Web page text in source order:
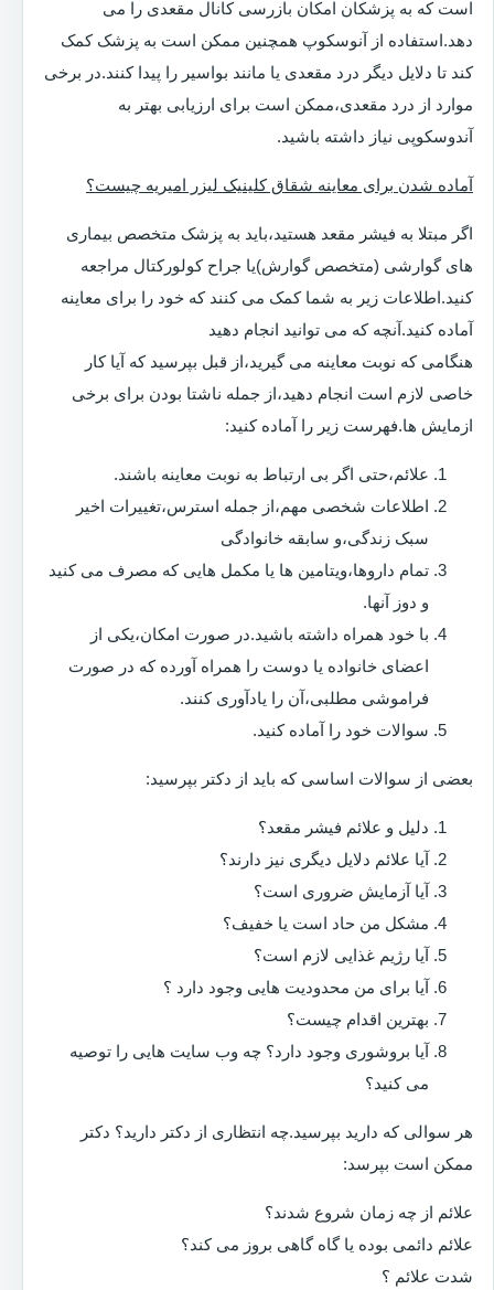
است که به پزشکان امکان بازرسی کانال مقعدی را می
دهد.استفاده از آنوسکوپ همچنین ممکن است به پزشک کمک
کند تا دلایل دیگر درد مقعدی یا مانند بواسیر را پیدا کنند.در برخی
موارد از درد مقعدی،ممکن است برای ارزیابی بهتر به
آندوسکوپی نیاز داشته باشید.
آماده شدن برای معاینه شقاق کلینیک لیزر امیریه چیست؟
اگر مبتلا به فیشر مقعد هستید،باید به پزشک متخصص بیماری
های گوارشی (متخصص گوارش)یا جراح کولورکتال مراجعه
کنید.اطلاعات زیر به شما کمک می کنند که خود را برای معاینه
آماده کنید.آنچه که می توانید انجام دهید
هنگامی که نوبت معاینه می گیرید،از قبل بپرسید که آیا کار
خاصی لازم است انجام دهید،از جمله ناشتا بودن برای برخی
ازمایش ها.فهرست زیر را آماده کنید:
علائم،حتی اگر بی ارتباط به نوبت معاینه باشند.
اطلاعات شخصی مهم،از جمله استرس،تغییرات اخیر
سبک زندگی،و سابقه خانوادگی
تمام داروها،ویتامین ها یا مکمل هایی که مصرف می کنید
و دوز آنها.
با خود همراه داشته باشید.در صورت امکان،یکی از
اعضای خانواده یا دوست را همراه آورده که در صورت
فراموشی مطلبی،آن را یادآوری کنند.
سوالات خود را آماده کنید.
بعضی از سوالات اساسی که باید از دکتر بپرسید:
دلیل و علائم فیشر مقعد؟
آیا علائم دلایل دیگری نیز دارند؟
آیا آزمایش ضروری است؟
مشکل من حاد است یا خفیف؟
آیا رژیم غذایی لازم است؟
آیا برای من محدودیت هایی وجود دارد ؟
بهترین اقدام چیست؟
آیا بروشوری وجود دارد؟ چه وب سایت هایی را توصیه
می کنید؟
هر سوالی که دارید بپرسید.چه انتظاری از دکتر دارید؟ دکتر
ممکن است بپرسد:
علائم از چه زمان شروع شدند؟
علائم دائمی بوده یا گاه گاهی بروز می کند؟
شدت علائم ؟